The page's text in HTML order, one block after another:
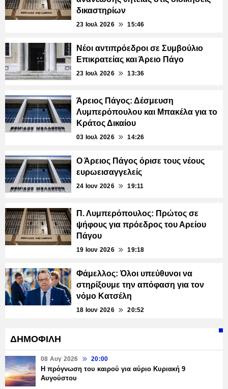
δικαστηρίων
23 Ιουλ 2026 15:46
Νέοι αντιπρόεδροι σε Συμβούλιο
Επικρατείας και Άρειο Πάγο
23 Ιουλ 2026 13:36
Άρειος Πάγος: Δέσμευση
Λυμπερόπουλου και Μπακέλα για το
Κράτος Δικαίου
03 Ιουλ 2026 14:26
Ο Άρειος Πάγος όρισε τους νέους
ευρωεισαγγελείς
24 Ιουν 2026 19:11
Π. Λυμπερόπουλος: Πρώτος σε
ψήφους για πρόεδρος του Αρείου
Πάγου
19 Ιουν 2026 19:18
Φάμελλος: Όλοι υπεύθυνοι να
στηρίξουμε την απόφαση για τον
νόμο Κατσέλη
18 Ιουν 2026 20:52
ΔΗΜΟΦΙΛΗ
08 Αυγ 2026 20:00
Η πρόγνωση του καιρού για αύριο Κυριακή 9
Αυγούστου